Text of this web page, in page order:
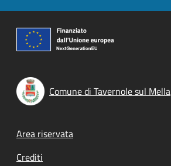
Comune di Tavernole sul Mella
Footer menu
Area riservata
Crediti